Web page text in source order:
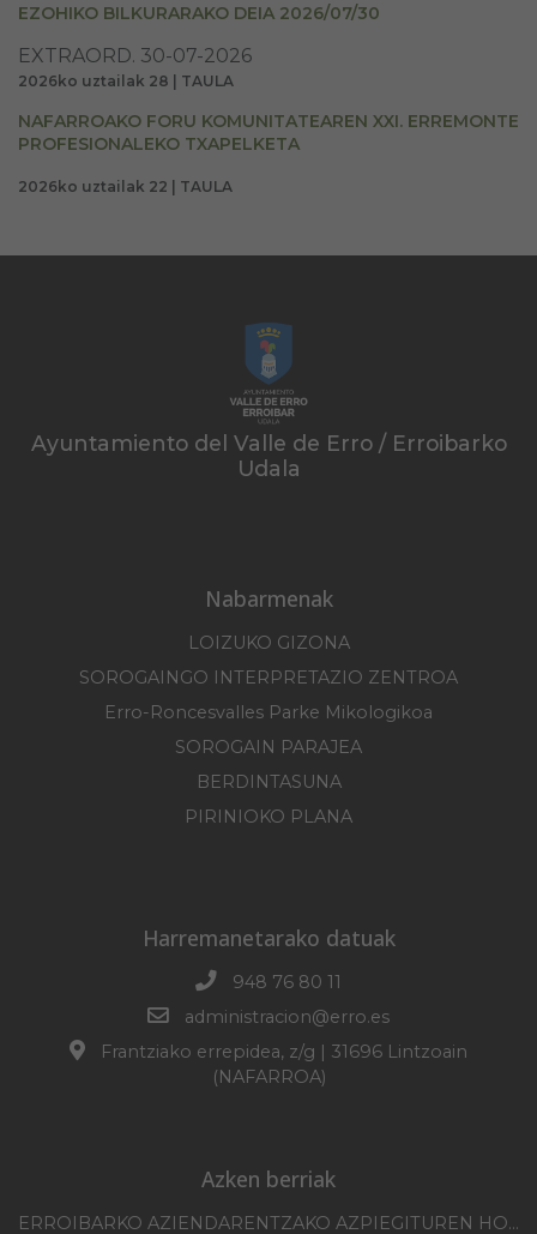
EZOHIKO BILKURARAKO DEIA 2026/07/30
EXTRAORD. 30-07-2026
2026ko uztailak 28 | TAULA
NAFARROAKO FORU KOMUNITATEAREN XXI. ERREMONTE
PROFESIONALEKO TXAPELKETA
2026ko uztailak 22 | TAULA
Ayuntamiento del Valle de Erro / Erroibarko
Udala
Nabarmenak
LOIZUKO GIZONA
SOROGAINGO INTERPRETAZIO ZENTROA
Erro-Roncesvalles Parke Mikologikoa
SOROGAIN PARAJEA
BERDINTASUNA
PIRINIOKO PLANA
Harremanetarako datuak
948 76 80 11
administracion@erro.es
Frantziako errepidea, z/g | 31696 Lintzoain
(NAFARROA)
Azken berriak
ERROIBARKO AZIENDARENTZAKO AZPIEGITUREN HOBEKUNTZA 2025-2026 KANPAINA